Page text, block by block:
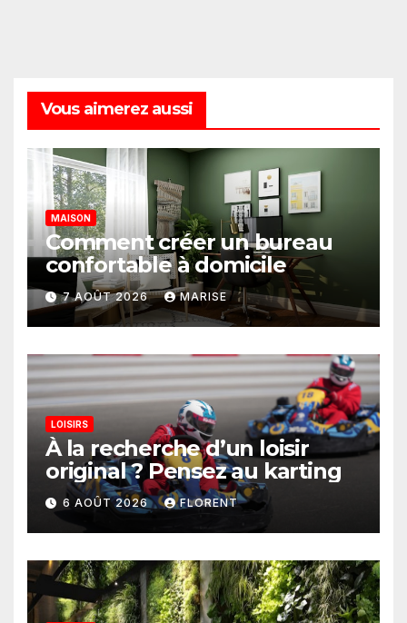
Vous aimerez aussi
MAISON
Comment créer un bureau
confortable à domicile
7 AOÛT 2026 MARISE
LOISIRS
À la recherche d’un loisir
original ? Pensez au karting
6 AOÛT 2026 FLORENT